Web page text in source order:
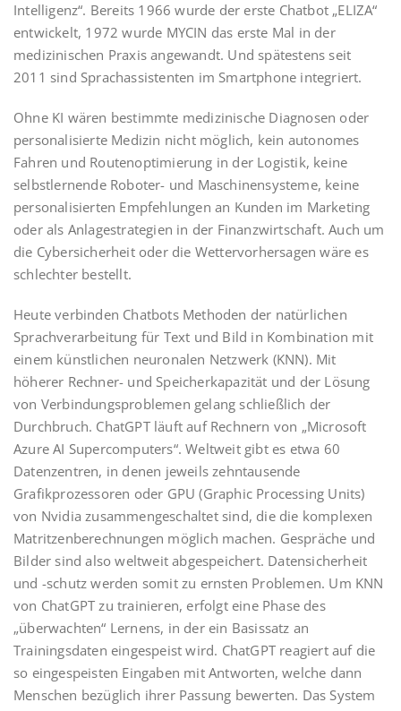
Intelligenz“. Bereits 1966 wurde der erste Chatbot „ELIZA“
entwickelt, 1972 wurde MYCIN das erste Mal in der
medizinischen Praxis angewandt. Und spätestens seit
2011 sind Sprachassistenten im Smartphone integriert.
Ohne KI wären bestimmte medizinische Diagnosen oder
personalisierte Medizin nicht möglich, kein autonomes
Fahren und Routenoptimierung in der Logistik, keine
selbstlernende Roboter- und Maschinensysteme, keine
personalisierten Empfehlungen an Kunden im Marketing
oder als Anlagestrategien in der Finanzwirtschaft. Auch um
die Cybersicherheit oder die Wettervorhersagen wäre es
schlechter bestellt.
Heute verbinden Chatbots Methoden der natürlichen
Sprachverarbeitung für Text und Bild in Kombination mit
einem künstlichen neuronalen Netzwerk (KNN). Mit
höherer Rechner- und Speicherkapazität und der Lösung
von Verbindungsproblemen gelang schließlich der
Durchbruch. ChatGPT läuft auf Rechnern von „Microsoft
Azure AI Supercomputers“. Weltweit gibt es etwa 60
Datenzentren, in denen jeweils zehntausende
Grafikprozessoren oder GPU (Graphic Processing Units)
von Nvidia zusammengeschaltet sind, die die komplexen
Matritzenberechnungen möglich machen. Gespräche und
Bilder sind also weltweit abgespeichert. Datensicherheit
und -schutz werden somit zu ernsten Problemen. Um KNN
von ChatGPT zu trainieren, erfolgt eine Phase des
„überwachten“ Lernens, in der ein Basissatz an
Trainingsdaten eingespeist wird. ChatGPT reagiert auf die
so eingespeisten Eingaben mit Antworten, welche dann
Menschen bezüglich ihrer Passung bewerten. Das System